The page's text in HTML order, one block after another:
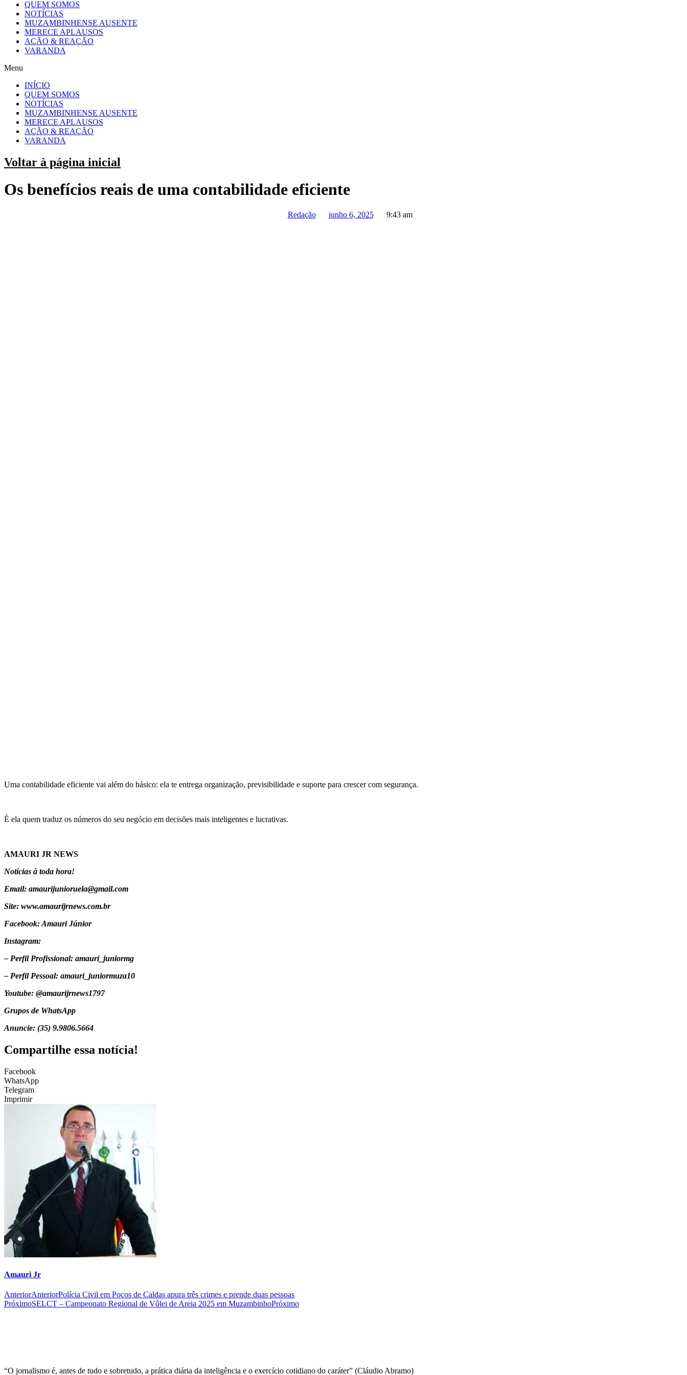
QUEM SOMOS
NOTÍCIAS
MUZAMBINHENSE AUSENTE
MERECE APLAUSOS
AÇÃO & REAÇÃO
VARANDA
Menu
INÍCIO
QUEM SOMOS
NOTÍCIAS
MUZAMBINHENSE AUSENTE
MERECE APLAUSOS
AÇÃO & REAÇÃO
VARANDA
Voltar à página inicial
Os benefícios reais de uma contabilidade eficiente
Redação junho 6, 2025 9:43 am
Uma contabilidade eficiente vai além do básico: ela te entrega organização, previsibilidade e suporte para crescer com segurança.
É ela quem traduz os números do seu negócio em decisões mais inteligentes e lucrativas.
AMAURI JR NEWS
Notícias à toda hora!
Email: amaurijunioruela@gmail.com
Site: www.amaurijrnews.com.br
Facebook: Amauri Júnior
Instagram:
– Perfil Profissional: amauri_juniormg
– Perfil Pessoal: amauri_juniormuza10
Youtube: @amaurijrnews1797
Grupos de WhatsApp
Anuncie: (35) 9.9806.5664
Compartilhe essa notícia!
Facebook
WhatsApp
Telegram
Imprimir
Amauri Jr
AnteriorAnteriorPolícia Civil em Poços de Caldas apura três crimes e prende duas pessoas
PróximoSELCT – Campeonato Regional de Vôlei de Areia 2025 em MuzambinhoPróximo
“O jornalismo é, antes de tudo e sobretudo, a prática diária da inteligência e o exercício cotidiano do caráter” (Cláudio Abramo)